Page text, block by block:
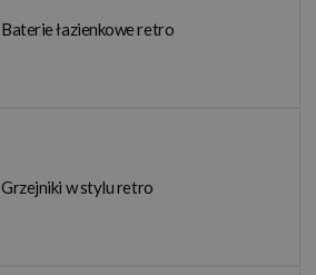
Baterie łazienkowe retro
Grzejniki w stylu retro